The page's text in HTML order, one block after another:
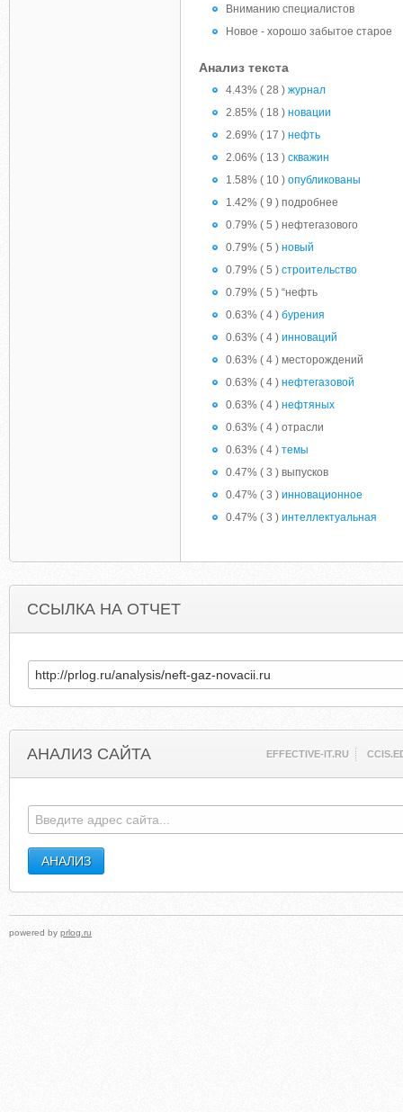
Вниманию специалистов
Новое - хорошо забытое старое
Анализ текста
4.43% ( 28 ) журнал
2.85% ( 18 ) новации
2.69% ( 17 ) нефть
2.06% ( 13 ) скважин
1.58% ( 10 ) опубликованы
1.42% ( 9 ) подробнее
0.79% ( 5 ) нефтегазового
0.79% ( 5 ) новый
0.79% ( 5 ) строительство
0.79% ( 5 ) “нефть
0.63% ( 4 ) бурения
0.63% ( 4 ) инноваций
0.63% ( 4 ) месторождений
0.63% ( 4 ) нефтегазовой
0.63% ( 4 ) нефтяных
0.63% ( 4 ) отрасли
0.63% ( 4 ) темы
0.47% ( 3 ) выпусков
0.47% ( 3 ) инновационное
0.47% ( 3 ) интеллектуальная
ССЫЛКА НА ОТЧЕТ
АНАЛИЗ САЙТА EFFECTIVE-IT.RU
powered by prlog.ru